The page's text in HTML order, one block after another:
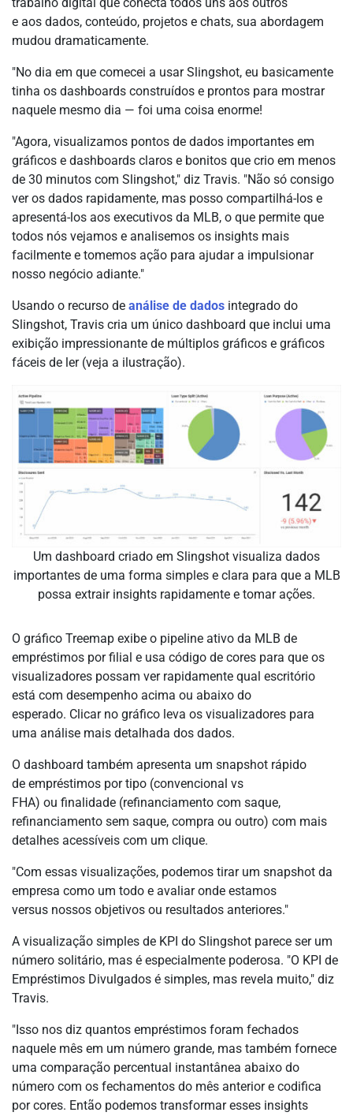
e aos dados, conteúdo, projetos e chats, sua abordagem
mudou dramaticamente.
"No dia em que comecei a usar Slingshot, eu basicamente
tinha os dashboards construídos e prontos para mostrar
naquele mesmo dia — foi uma coisa enorme!
"Agora, visualizamos pontos de dados importantes em
gráficos e dashboards claros e bonitos que crio em menos
de 30 minutos com Slingshot," diz Travis. "Não só consigo
ver os dados rapidamente, mas posso compartilhá-los e
apresentá-los aos executivos da MLB, o que permite que
todos nós vejamos e analisemos os insights mais
facilmente e tomemos ação para ajudar a impulsionar
nosso negócio adiante."
Usando o recurso de análise de dados integrado do
Slingshot, Travis cria um único dashboard que inclui uma
exibição impressionante de múltiplos gráficos e gráficos
fáceis de ler (veja a ilustração).
Um dashboard criado em Slingshot visualiza dados
importantes de uma forma simples e clara para que a MLB
possa extrair insights rapidamente e tomar ações.
O gráfico Treemap exibe o pipeline ativo da MLB de
empréstimos por filial e usa código de cores para que os
visualizadores possam ver rapidamente qual escritório
está com desempenho acima ou abaixo do
esperado. Clicar no gráfico leva os visualizadores para
uma análise mais detalhada dos dados.
O dashboard também apresenta um snapshot rápido
de empréstimos por tipo (convencional vs
FHA) ou finalidade (refinanciamento com saque,
refinanciamento sem saque, compra ou outro) com mais
detalhes acessíveis com um clique.
"Com essas visualizações, podemos tirar um snapshot da
empresa como um todo e avaliar onde estamos
versus nossos objetivos ou resultados anteriores."
A visualização simples de KPI do Slingshot parece ser um
número solitário, mas é especialmente poderosa. "O KPI de
Empréstimos Divulgados é simples, mas revela muito," diz
Travis.
"Isso nos diz quantos empréstimos foram fechados
naquele mês em um número grande, mas também fornece
uma comparação percentual instantânea abaixo do
número com os fechamentos do mês anterior e codifica
por cores. Então podemos transformar esses insights